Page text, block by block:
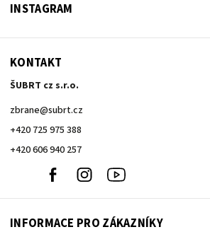
INSTAGRAM
KONTAKT
ŠUBRT cz s.r.o.
zbrane@subrt.cz
+420 725 975 388
+420 606 940 257
+420
940
Facebook Instagram
INFORMACE PRO ZÁKAZNÍKY